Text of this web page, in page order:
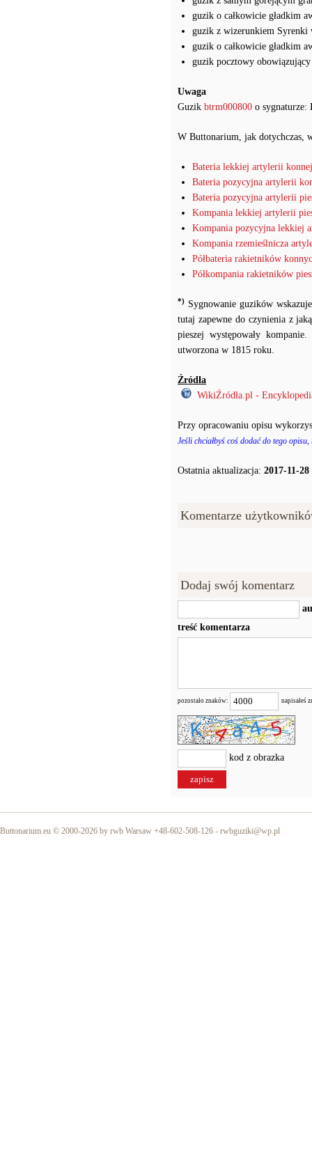
guzik o całkowicie gładkim
guzik z wizerunkiem Syrenki
guzik o całkowicie gładkim
guzik pocztowy
Uwaga
Guzik btrm000800 o sygnaturze:
W Buttonarium, jak dotychczas,
Bateria lekkiej artylerii konnej
Bateria pozycyjna artylerii
Bateria pozycyjna artylerii
Kompania lekkiej artylerii
Kompania pozycyjna lekkiej
Kompania rzemieślnicza
Półbateria rakietników
Półkompania rakietników
*) Sygnowanie guzików
tutaj zapewne do czynienia z
pieszej występowały
utworzona w 1815 roku.
Źródła
WikiŹródła.pl -
Przy opracowaniu opisu
Jeśli chciałbyś coś dodać do tego
Ostatnia aktualizacja: 2017-11-28
Komentarze
Dodaj swój komentarz
treść komentarza
pozostało znaków: napisałeś
kod z obrazka
Buttonarium.eu © 2000-2026 by rwb Warsaw +48-602-508-126 - rwbguziki@wp.pl